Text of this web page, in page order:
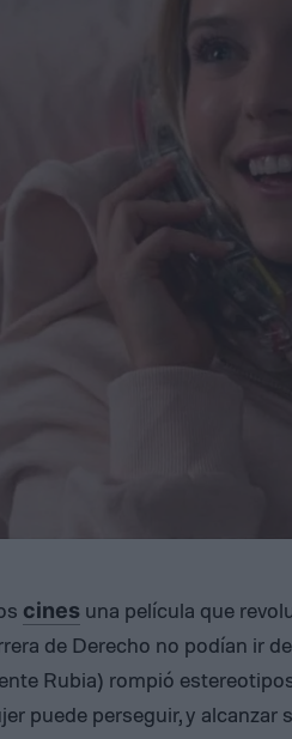
cines una película que
de Derecho no podían ir
Rubia) rompió
puede perseguir, y alcanzar